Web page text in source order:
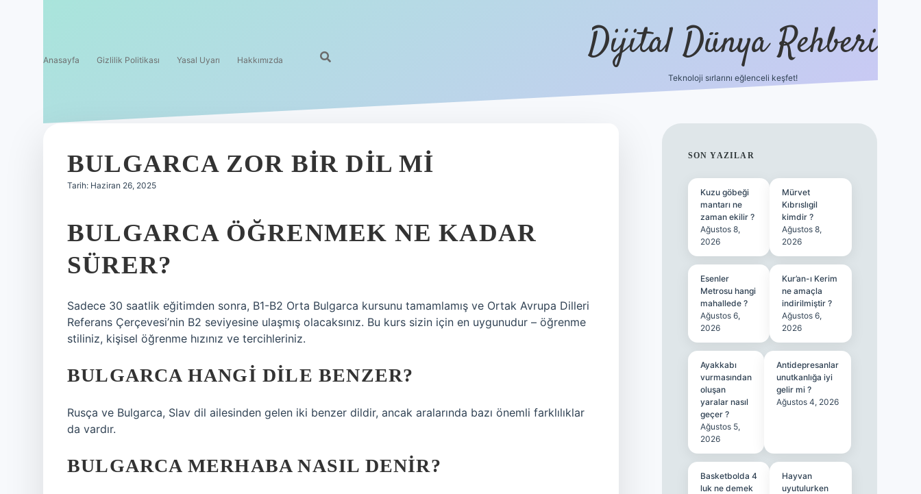
Anasayfa Gizlilik Politikası Yasal Uyarı Hakkımızda Dijital Dünya Rehberi
Teknoloji sırlarını eğlenceli keşfet!
BULGARCA ZOR BIR DIL MI
Tarih: Haziran 26, 2025
BULGARCA ÖĞRENMEK NE KADAR
SÜRER?
Sadece 30 saatlik eğitimden sonra, B1-B2 Orta Bulgarca kursunu tamamlamış ve Ortak Avrupa Dilleri
Referans Çerçevesi’nin B2 seviyesine ulaşmış olacaksınız. Bu kurs sizin için en uygunudur – öğrenme
stiliniz, kişisel öğrenme hızınız ve tercihleriniz.
BULGARCA HANGI DILE BENZER?
Rusça ve Bulgarca, Slav dil ailesinden gelen iki benzer dildir, ancak aralarında bazı önemli farklılıklar
da vardır.
BULGARCA MERHABA NASIL DENIR?
SIDEBAR
SON YAZILAR
Kuzu göbeği
mantarı ne
zaman ekilir ?
Ağustos 8,
2026
Mürvet
Kıbrıslıgil
kimdir ?
Ağustos 8,
2026
Esenler
Metrosu hangi
mahallede ?
Ağustos 6,
2026
Kur’an-ı Kerim
ne amaçla
indirilmiştir ?
Ağustos 6,
2026
Ayakkabı
vurmasından
oluşan
yaralar nasıl
geçer ?
Ağustos 5,
2026
Antidepresanlar
unutkanlığa iyi
gelir mi ?
Ağustos 4, 2026
Basketbolda 4
luk ne demek
Hayvan
uyutulurken
tulipbet güncel giriş